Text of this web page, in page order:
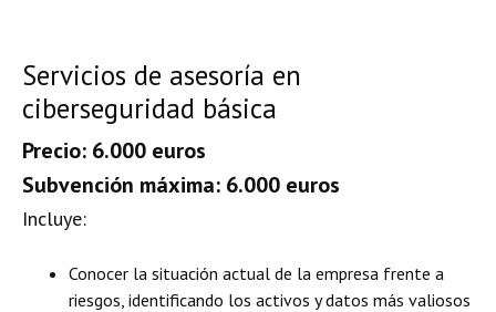
Servicios de asesoría en
ciberseguridad básica
Precio: 6.000 euros
Subvención máxima: 6.000 euros
Incluye:
Conocer la situación actual de la empresa frente a
riesgos, identificando los activos y datos más valiosos